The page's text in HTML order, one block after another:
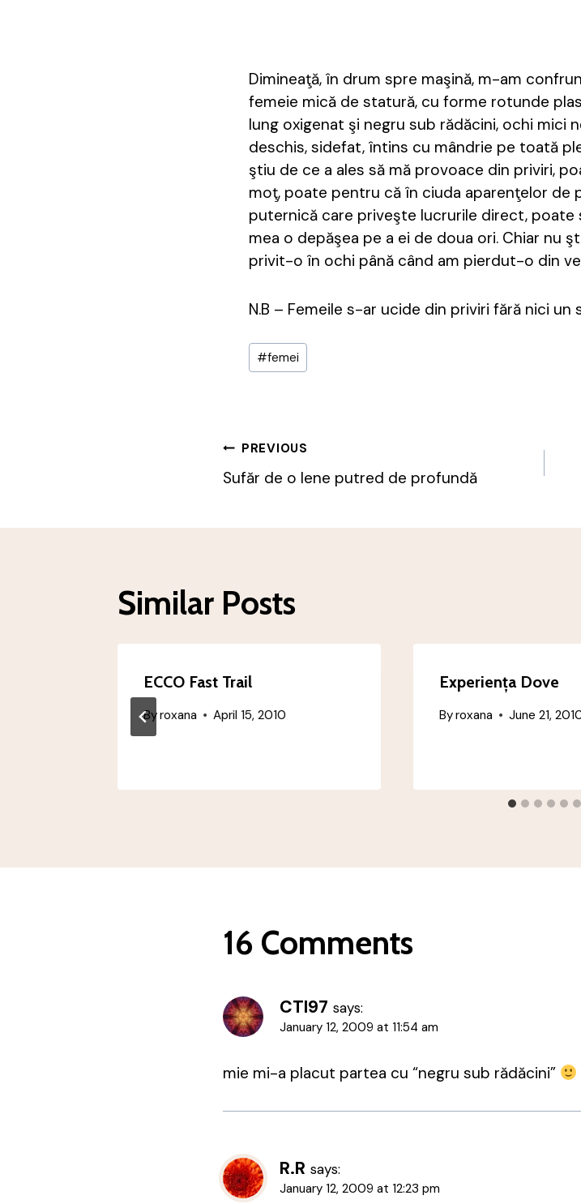
Dimineaţă, în drum spre maşină, m-am
femeie mică de statură, cu forme rotunde
lung oxigenat şi negru sub rădăcini, ochi mici
deschis, sidefat, întins cu mândrie pe toată
ştiu de ce a ales să mă provoace din priviri,
moţ, poate pentru că în ciuda aparenţelor de
puternică care priveşte lucrurile direct, poate
mea o depăşea pe a ei de doua ori. Chiar nu
privit-o în ochi până când am pierdut-o din
N.B – Femeile s-ar ucide din priviri fără nici un
Post
Tags:
#femei
Post
Navigation
PREVIOUS
Sufăr de o lene putred de profundă
Similar Posts
ECCO Fast Trail
Byroxana April 15, 2010
Experiența Dove
Byroxana June 21,
16 Comments
CTI97 says:
January 12, 2009 at 11:54 am
mie mi-a placut partea cu “negru sub rădăcini”
R.R says:
January 12, 2009 at 12:23 pm